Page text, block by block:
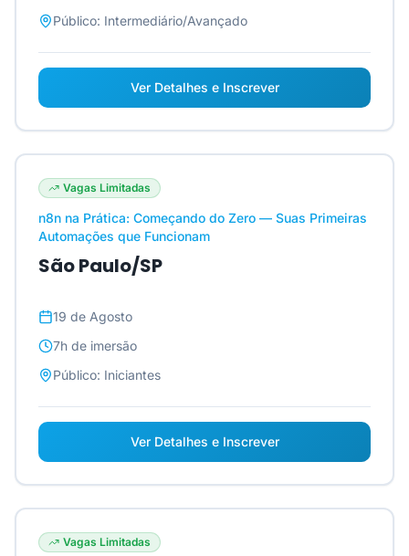
Público: Intermediário/Avançado
Ver Detalhes e Inscrever
Vagas Limitadas
n8n na Prática: Começando do Zero — Suas Primeiras
Automações que Funcionam
São Paulo/SP
19 de Agosto
7h de imersão
Público: Iniciantes
Ver Detalhes e Inscrever
Vagas Limitadas